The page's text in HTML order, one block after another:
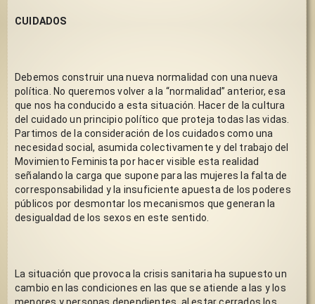
CUIDADOS
Debemos construir una nueva normalidad con una nueva
política. No queremos volver a la “normalidad” anterior, esa
que nos ha conducido a esta situación. Hacer de la cultura
del cuidado un principio político que proteja todas las vidas.
Partimos de la consideración de los cuidados como una
necesidad social, asumida colectivamente y del trabajo del
Movimiento Feminista por hacer visible esta realidad
señalando la carga que supone para las mujeres la falta de
corresponsabilidad y la insuficiente apuesta de los poderes
públicos por desmontar los mecanismos que generan la
desigualdad de los sexos en este sentido.
La situación que provoca la crisis sanitaria ha supuesto un
cambio en las condiciones en las que se atiende a las y los